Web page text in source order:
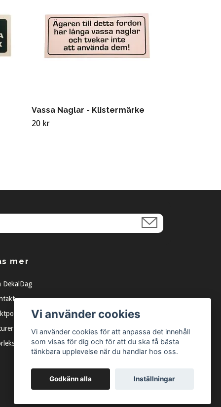
Vassa Naglar - Klistermärke
20 kr
mer
DekalDag
Vi använder cookies
Vi använder cookies för att anpassa det innehåll
som visas för dig och för att du ska få bästa
tänkbara upplevelse när du handlar hos oss.
Godkänn alla Inställningar